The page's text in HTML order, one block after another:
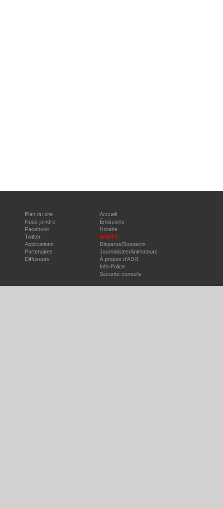
Plan du site
Nous joindre
Facebook
Twitter
Applications
Partenaires
Diffuseurs
Accueil
Émissions
Horaire
WebTV
Disparus/Suspects
Journalistes/Animateurs
À propos d'ADR
Info-Police
Sécurité-conseils